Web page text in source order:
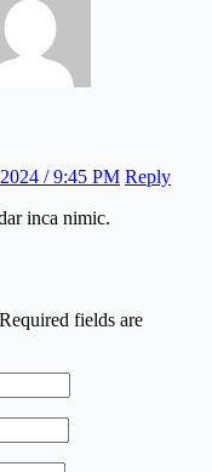
/ 9:45 PM Reply
inca nimic.
Required fields are